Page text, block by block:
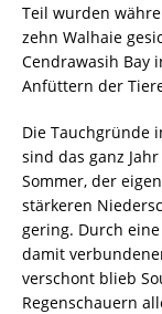
Teil wurden
zehn Walhaie
Cendrawasih Bay
Anfüttern der
Die Tauchgründe
sind das ganz
Sommer, der
stärkeren
gering. Durch
damit
verschont blieb
Regenschauern